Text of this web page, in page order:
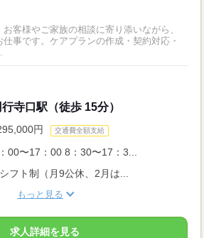
客様やご家族の相談に寄り添いながら、
事です。ケアプランの作成・契約対応・
寺口駅（徒歩 15分）
円 交通費全額支給
00〜17：00 8：30〜17：3...
フト制（月9公休、2月は...
もっと見る
求人詳細を見る